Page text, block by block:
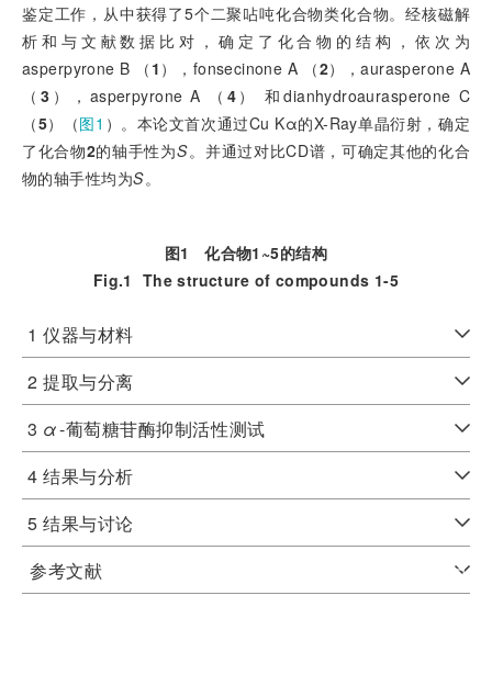
鉴定工作，从中获得了5个二聚呫吨化合物类化合物。经核磁解
析和与文献数据比对，确定了化合物的结构，依次为
asperpyrone B （ 1 ），fonsecinone A （2），aurasperone A
（ 3 ），asperpyrone A （ 4） 和dianhydroaurasperone C
（5）（图1 ）。本论文首次通过Cu Kα的X-Ray单晶衍射，确定
了化合物2的轴手性为S。并通过对比CD谱，可确定其他的化合
物的轴手性均为S。
图1 化合物1 ~5的结构
Fig.1 The structure of compounds 1-5
1 仪器与材料
2 提取与分离
3 α-葡萄糖苷酶抑制活性测试
4 结果与分析
5 结果与讨论
参考文献